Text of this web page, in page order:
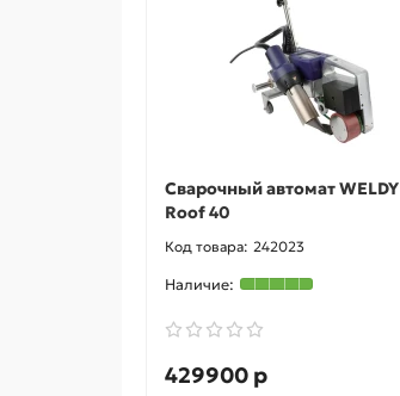
Сварочный автомат WELDY
Roof 40
242023
429900 р